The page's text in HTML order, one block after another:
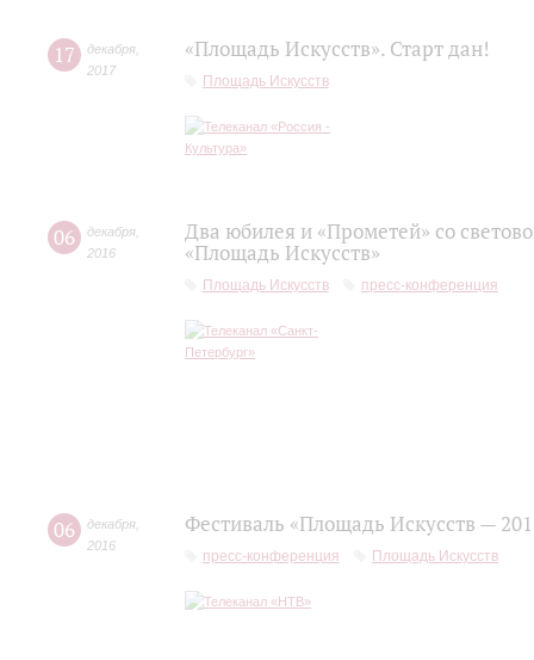
17 декабря
2017
«Площадь Искусств». Старт дан!
Площадь Искусств
06 декабря
2016
Два юбилея и «Прометей» со
«Площадь Искусств»
Площадь Искусств пресс-конференция
06 декабря
2016
Фестиваль «Площадь Искусств —
пресс-конференция Площадь Искусств